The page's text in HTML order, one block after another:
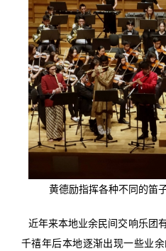
177期
黄德励指挥各种不同的笛
近年来本地业余民间交响乐团
千禧年后本地逐渐出现一些业